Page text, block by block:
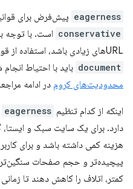
eagerness پیش‌فرض برای
conservative است. با توجه
URLهای زیادی باشد، استفاده از قوانین
document باید با احتیاط
محدودیت‌های کروم در ادامه
اینکه از کدام تنظیم eagerness
دارد. برای یک سایت سبک و ایستا،
هزینه کمی داشته باشد و برای
پیچیده‌تر و حجم صفحات
کمتر، اتلاف را کاهش دهند تا